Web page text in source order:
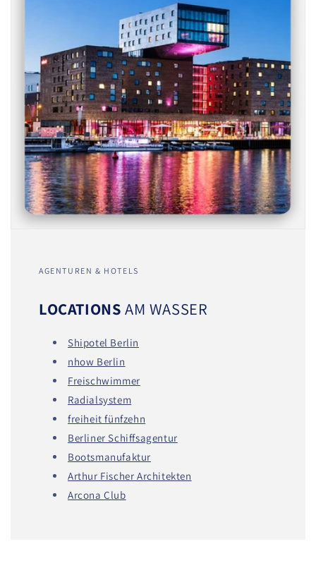
AGENTUREN & HOTELS
LOCATIONS AM WASSER
Shipotel Berlin
nhow Berlin
Freischwimmer
Radialsystem
freiheit fünfzehn
Berliner Schiffsagentur
Bootsmanufaktur
Arthur Fischer Architekten
Arcona Club